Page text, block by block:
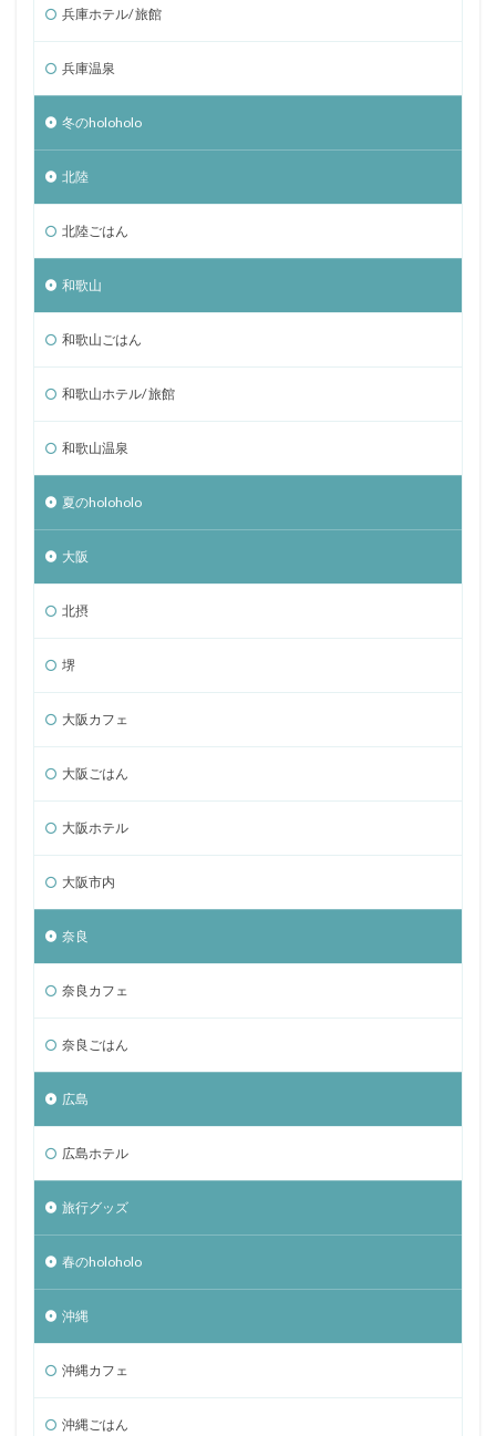
兵庫ホテル/ 旅館
兵庫温泉
冬のholoholo
北陸
北陸ごはん
和歌山
和歌山ごはん
和歌山ホテル/ 旅館
和歌山温泉
夏のholoholo
大阪
北摂
堺
大阪カフェ
大阪ごはん
大阪ホテル
大阪市内
奈良
奈良カフェ
奈良ごはん
広島
広島ホテル
旅行グッズ
春のholoholo
沖縄
沖縄カフェ
沖縄ごはん